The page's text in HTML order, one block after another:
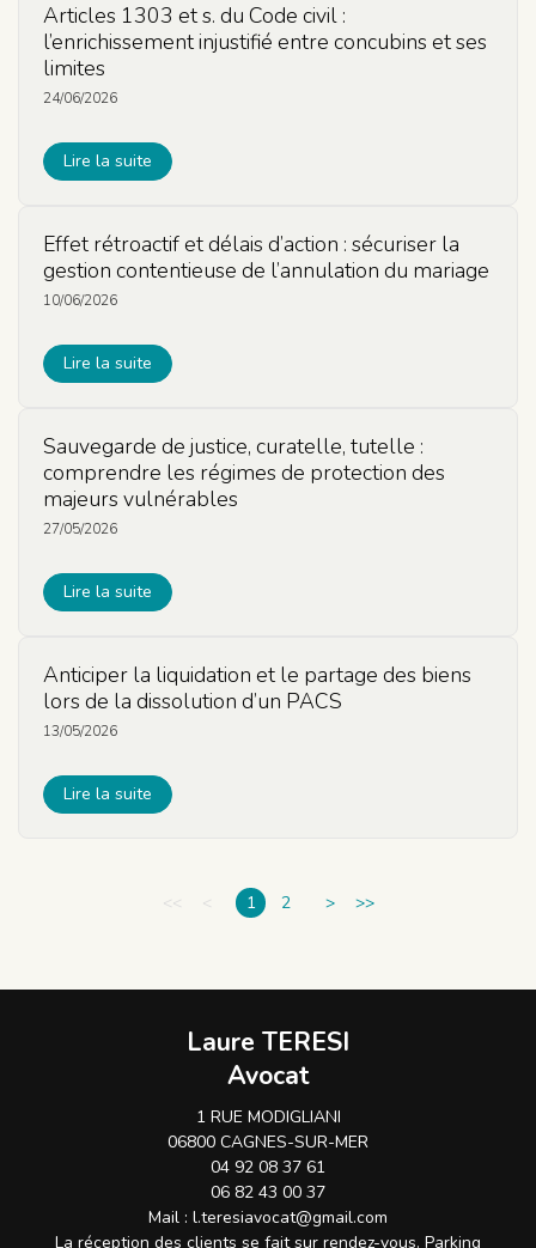
Articles 1303 et s. du Code civil :
l’enrichissement injustifié entre concubins et ses
limites
24/06/2026
Lire la suite
Effet rétroactif et délais d’action : sécuriser la
gestion contentieuse de l’annulation du mariage
10/06/2026
Lire la suite
Sauvegarde de justice, curatelle, tutelle :
comprendre les régimes de protection des
majeurs vulnérables
27/05/2026
Lire la suite
Anticiper la liquidation et le partage des biens
lors de la dissolution d’un PACS
13/05/2026
Lire la suite
<< < 1 2 > >>
Laure TERESI
Avocat
1 RUE MODIGLIANI
06800 CAGNES-SUR-MER
04 92 08 37 61
06 82 43 00 37
Mail : l.teresiavocat@gmail.com
La réception des clients se fait sur rendez-vous. Parking